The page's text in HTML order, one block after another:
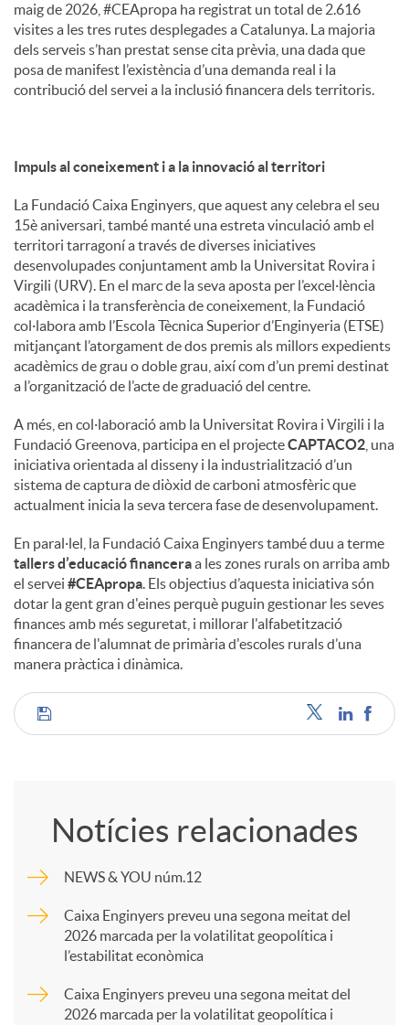
maig de 2026, #CEApropa ha registrat un total de 2.616
visites a les tres rutes desplegades a Catalunya. La majoria
dels serveis s’han prestat sense cita prèvia, una dada que
posa de manifest l’existència d’una demanda real i la
contribució del servei a la inclusió financera dels territoris.
Impuls al coneixement i a la innovació al territori
La Fundació Caixa Enginyers, que aquest any celebra el seu
15è aniversari, també manté una estreta vinculació amb el
territori tarragoní a través de diverses iniciatives
desenvolupades conjuntament amb la Universitat Rovira i
Virgili (URV). En el marc de la seva aposta per l’excel·lència
acadèmica i la transferència de coneixement, la Fundació
col·labora amb l’Escola Tècnica Superior d’Enginyeria (ETSE)
mitjançant l’atorgament de dos premis als millors expedients
acadèmics de grau o doble grau, així com d’un premi destinat
a l’organització de l’acte de graduació del centre.
A més, en col·laboració amb la Universitat Rovira i Virgili i la
Fundació Greenova, participa en el projecteCAPTACO2 , una
iniciativa orientada al disseny i la industrialització d’un
sistema de captura de diòxid de carboni atmosfèric que
actualment inicia la seva tercera fase de desenvolupament.
En paral·lel, la Fundació Caixa Enginyers també duu a terme
tallers d’educació financeraa les zones rurals on arriba amb
el servei #CEApropa. Els objectius d’aquesta iniciativa són
dotar la gent gran d'eines perquè puguin gestionar les seves
finances amb més seguretat, i millorar l'alfabetització
financera de l'alumnat de primària d'escoles rurals d’una
manera pràctica i dinàmica.
C
m
p
Notícies relacionades
NEWS & YOU núm.12
Caixa Enginyers preveu una segona meitat del
2026 marcada per la volatilitat geopolítica i
l’estabilitat econòmica
Caixa Enginyers preveu una segona meitat del
2026 marcada per la volatilitat geopolítica i